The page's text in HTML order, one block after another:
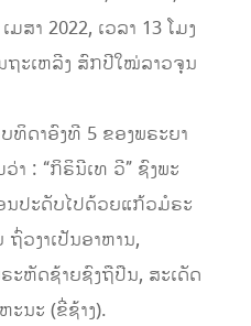
ສາ 2022, ເວລາ 13 ໂມງ
ຖະເຫລີງ ສົກປີໃໝ່ລາວຈຸນ
ດາອົງທີ 5 ຂອງພຣະຍາ
າ : “ກິຣິນີເທ ວີ” ຊົງພະ
ປະດັບໄປດ້ວຍແກ້ວມໍຣະ
ຍ ຖົ່ວງາເປັນອາຫານ,
ະຫັດຊ້າຍຊົງຖືປືນ, ສະເດັດ
ະນະ (ຂີ່ຊ້າງ).